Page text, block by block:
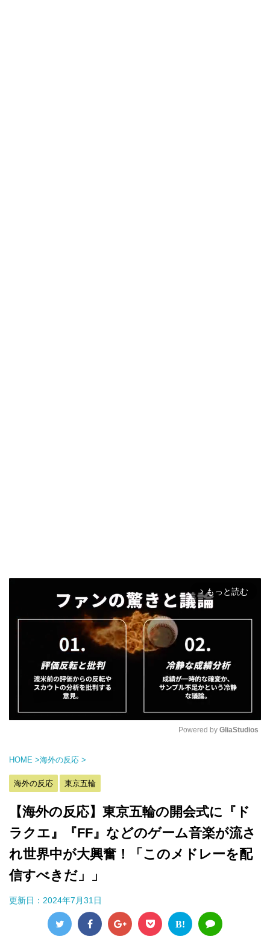
arrow_forward_ios もっと読む
Powered by GliaStudios
HOME >海外の反応 >
海外の反応 東京五輪
【海外の反応】東京五輪の開会式に『ド
ラクエ』『FF』などのゲーム音楽が流さ
れ世界中が大興奮！「このメドレーを配
信すべきだ」」
更新日： 2024年7月31日
B!